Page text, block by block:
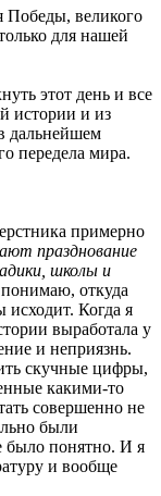
Победы, великого
для нашей
этот день и все
истории и из
дальнейшем
передела мира.
примерно
празднование
школы и
откуда
исходит. Когда я
выработала у
и неприязнь.
скучные цифры,
какими-то
совершенно не
были
было понятно. И я
и вообще